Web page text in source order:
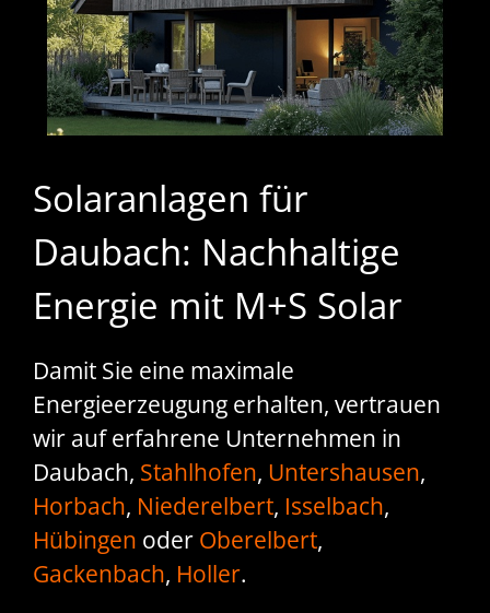
Solaranlagen für
Daubach: Nachhaltige
Energie mit M+S Solar
Damit Sie eine maximale
Energieerzeugung erhalten, vertrauen
wir auf erfahrene Unternehmen in
Daubach, Stahlhofen, Untershausen,
Horbach, Niederelbert, Isselbach,
Hübingen oder Oberelbert,
Gackenbach, Holler.